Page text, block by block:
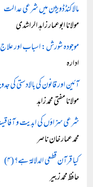
مالاکنڈ ڈویژن میں شرعی عدالت
مولانا ابوعمار زاہد الراشدی
موجودہ شورش: اسباب اور علاج
ادارہ
آئین اور قانون کی بالادستی کی
مولانا مفتی محمد زاہد
شرعی سزاؤں کی ابدیت و
محمد عمار خان ناصر
کیا قرآن قطعی الدلالۃ ہے؟ (۴)
حافظ محمد زبیر